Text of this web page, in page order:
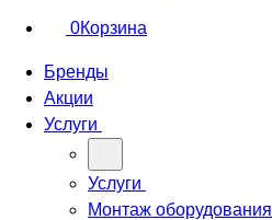
0Корзина
Бренды
Акции
Услуги
Услуги
Монтаж оборудования